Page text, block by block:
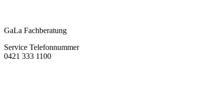
GaLa Fachberatung
Service Telefonnummer
0421 333 1100